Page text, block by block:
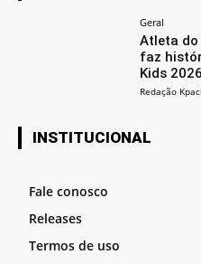
Geral
Atleta do
faz
Kids
Redação
INSTITUCIONAL
Fale conosco
Releases
Termos de uso